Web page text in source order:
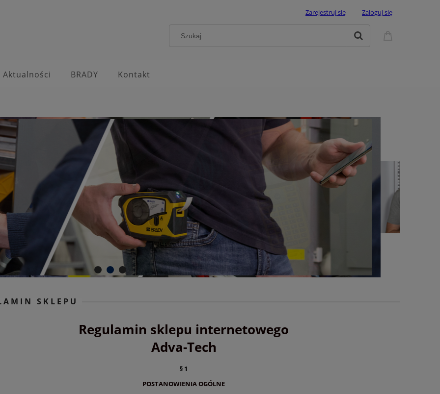
Zarejestruj się Zaloguj się
Aktualności BRADY Kontakt
SKLEPU
Regulamin sklepu internetowego
Adva-Tech
§ 1
POSTANOWIENIA OGÓLNE